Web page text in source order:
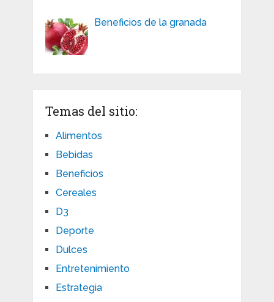
Beneficios de la granada
Temas del sitio:
Alimentos
Bebidas
Beneficios
Cereales
D3
Deporte
Dulces
Entretenimiento
Estrategia